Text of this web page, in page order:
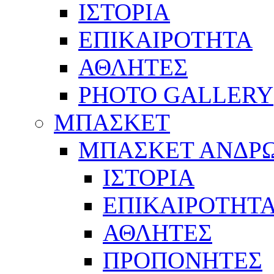
ΙΣΤΟΡΙΑ
ΕΠΙΚΑΙΡΟΤΗΤΑ
ΑΘΛΗΤΕΣ
PHOTO GALLERY
ΜΠΑΣΚΕΤ
ΜΠΑΣΚΕΤ
ΙΣΤΟΡΙΑ
ΑΘΛΗΤΕΣ
ΠΡΟΠΟΝΗΤΕΣ